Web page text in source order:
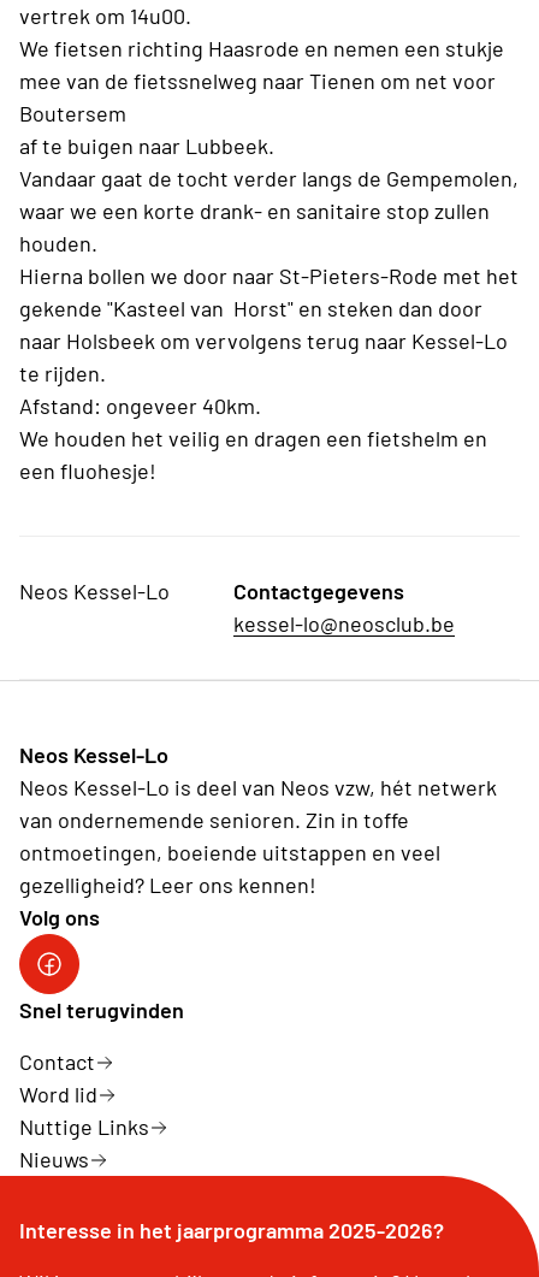
vertrek om 14u00.
We fietsen richting Haasrode en nemen een stukje
mee van de fietssnelweg naar Tienen om net voor
Boutersem
af te buigen naar Lubbeek.
Vandaar gaat de tocht verder langs de Gempemolen,
waar we een korte drank- en sanitaire stop zullen
houden.
Hierna bollen we door naar St-Pieters-Rode met het
gekende "Kasteel van Horst" en steken dan door
naar Holsbeek om vervolgens terug naar Kessel-Lo
te rijden.
Afstand: ongeveer 40km.
We houden het veilig en dragen een fietshelm en
een fluohesje!
Neos Kessel-Lo
Contactgegevens
kessel-lo@neosclub.be
Neos Kessel-Lo
Neos Kessel-Lo is deel van Neos vzw, hét netwerk
van ondernemende senioren. Zin in toffe
ontmoetingen, boeiende uitstappen en veel
gezelligheid? Leer ons kennen!
Volg ons
facebook
Snel terugvinden
Contact
Word lid
Nuttige Links
Nieuws
Interesse in het jaarprogramma 2025-2026?